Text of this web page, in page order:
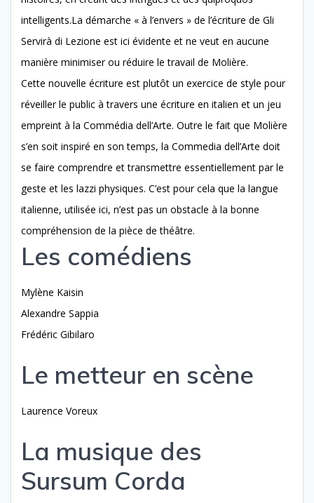
intelligents.La démarche « à l’envers » de l’écriture de Gli
Servirà di Lezione est ici évidente et ne veut en aucune
manière minimiser ou réduire le travail de Molière.
Cette nouvelle écriture est plutôt un exercice de style pour
réveiller le public à travers une écriture en italien et un jeu
empreint à la Commédia dell’Arte. Outre le fait que Molière
s’en soit inspiré en son temps, la Commedia dell’Arte doit
se faire comprendre et transmettre essentiellement par le
geste et les lazzi physiques. C’est pour cela que la langue
italienne, utilisée ici, n’est pas un obstacle à la bonne
compréhension de la pièce de théâtre.
Les comédiens
Mylène Kaisin
Alexandre Sappia
Frédéric Gibilaro
Le metteur en scène
Laurence Voreux
La musique des
Sursum Corda